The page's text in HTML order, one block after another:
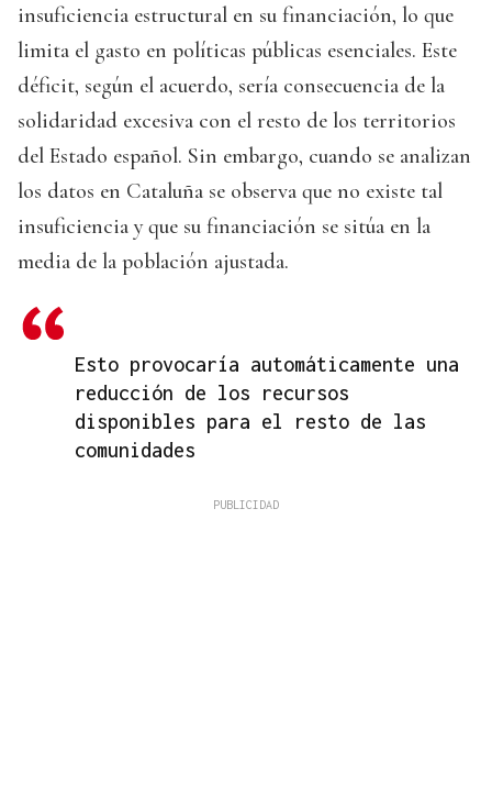
insuficiencia estructural en su financiación, lo que
limita el gasto en políticas públicas esenciales. Este
déficit, según el acuerdo, sería consecuencia de la
solidaridad excesiva con el resto de los territorios
del Estado español. Sin embargo, cuando se analizan
los datos en Cataluña se observa que no existe tal
insuficiencia y que su financiación se sitúa en la
media de la población ajustada.
Esto provocaría automáticamente una
reducción de los recursos
disponibles para el resto de las
comunidades